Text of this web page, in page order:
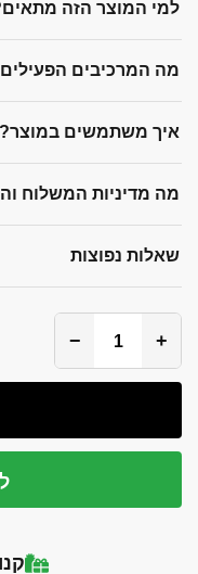
למי המוצר הזה
מה המרכיבים
איך משתמשים במוצר?
מה מדיניות המשלוח
שאלות נפוצות
+
−